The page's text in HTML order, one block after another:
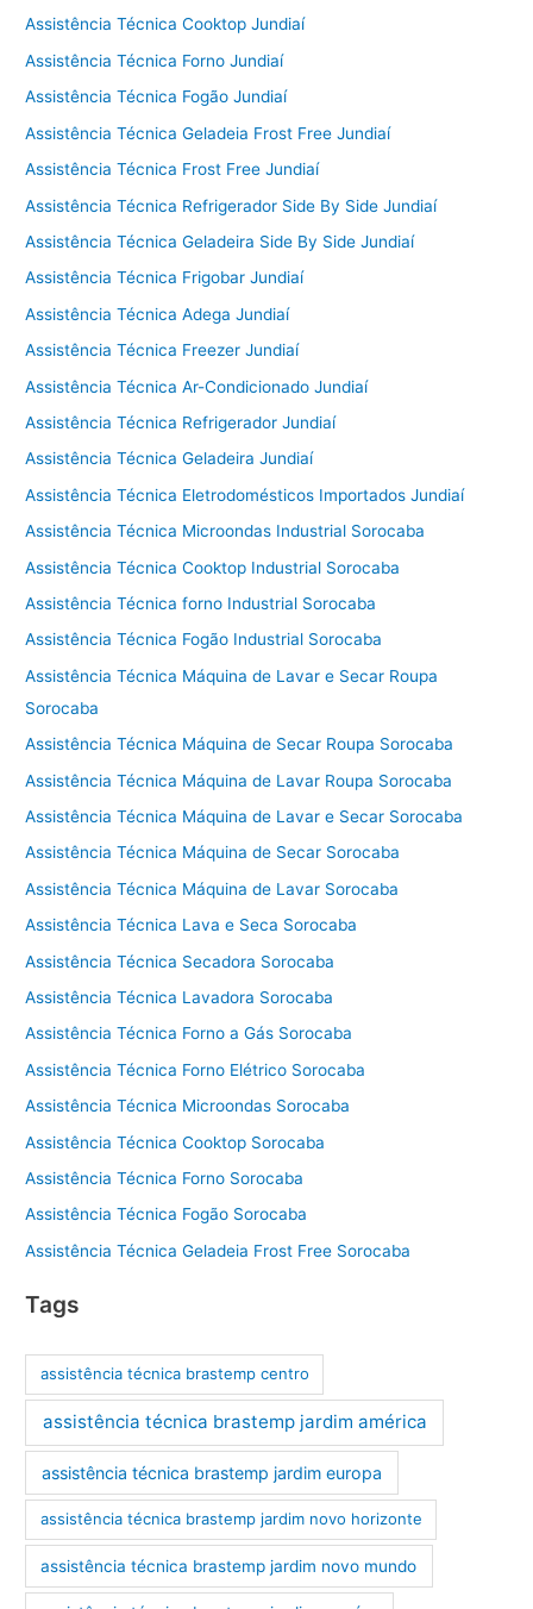
Assistência Técnica Cooktop Jundiaí
Assistência Técnica Forno Jundiaí
Assistência Técnica Fogão Jundiaí
Assistência Técnica Geladeia Frost Free Jundiaí
Assistência Técnica Frost Free Jundiaí
Assistência Técnica Refrigerador Side By Side Jundiaí
Assistência Técnica Geladeira Side By Side Jundiaí
Assistência Técnica Frigobar Jundiaí
Assistência Técnica Adega Jundiaí
Assistência Técnica Freezer Jundiaí
Assistência Técnica Ar-Condicionado Jundiaí
Assistência Técnica Refrigerador Jundiaí
Assistência Técnica Geladeira Jundiaí
Assistência Técnica Eletrodomésticos Importados Jundiaí
Assistência Técnica Microondas Industrial Sorocaba
Assistência Técnica Cooktop Industrial Sorocaba
Assistência Técnica forno Industrial Sorocaba
Assistência Técnica Fogão Industrial Sorocaba
Assistência Técnica Máquina de Lavar e Secar Roupa
Sorocaba
Assistência Técnica Máquina de Secar Roupa Sorocaba
Assistência Técnica Máquina de Lavar Roupa Sorocaba
Assistência Técnica Máquina de Lavar e Secar Sorocaba
Assistência Técnica Máquina de Secar Sorocaba
Assistência Técnica Máquina de Lavar Sorocaba
Assistência Técnica Lava e Seca Sorocaba
Assistência Técnica Secadora Sorocaba
Assistência Técnica Lavadora Sorocaba
Assistência Técnica Forno a Gás Sorocaba
Assistência Técnica Forno Elétrico Sorocaba
Assistência Técnica Microondas Sorocaba
Assistência Técnica Cooktop Sorocaba
Assistência Técnica Forno Sorocaba
Assistência Técnica Fogão Sorocaba
Assistência Técnica Geladeia Frost Free Sorocaba
Tags
assistência técnica brastemp centro
assistência técnica brastemp jardim américa
assistência técnica brastemp jardim europa
assistência técnica brastemp jardim novo horizonte
assistência técnica brastemp jardim novo mundo